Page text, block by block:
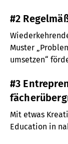
#2
Muster
umsetzen“
#3
Mit etwas
Education in